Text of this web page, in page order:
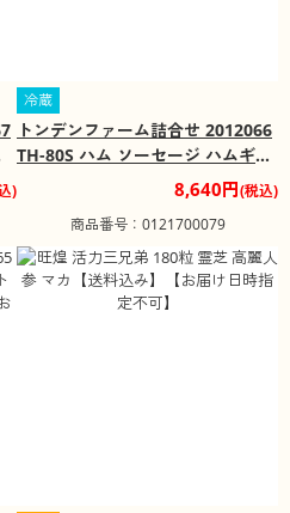
)
冷蔵
トンデンファーム詰合せ 2012066
TH-80S ハム ソーセージ ハムギフ
ト【送料込み】【二重包装不可】
【お届け不可地域：沖縄・離島】
8,640円(税込)
商品番号：0121700079